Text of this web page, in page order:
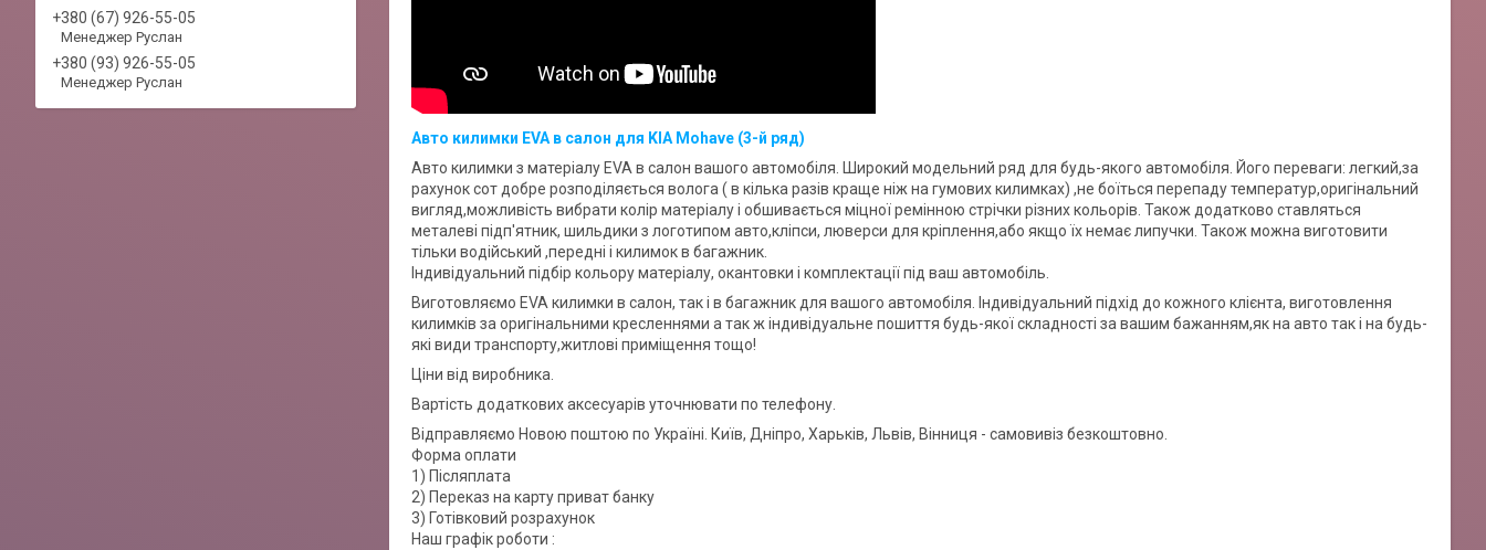
Авто килимки EVA в салон для KIA Mohave (3-й ряд)
Авто килимки з матеріалу EVA в салон вашого автомобіля. Широкий модельний ряд для будь-якого автомобіля. Його переваги: легкий,за
рахунок сот добре розподіляється волога ( в кілька разів краще ніж на гумових килимках) ,не боїться перепаду температур,оригінальний
вигляд,можливість вибрати колір матеріалу і обшивається міцної ремінною стрічки різних кольорів. Також додатково ставляться
металеві підп'ятник, шильдики з логотипом авто,кліпси, люверси для кріплення,або якщо їх немає липучки. Також можна виготовити
тільки водійський ,передні і килимок в багажник.
Індивідуальний підбір кольору матеріалу, окантовки і комплектації під ваш автомобіль.
Виготовляємо EVA килимки в салон, так і в багажник для вашого автомобіля. Індивідуальний підхід до кожного клієнта, виготовлення
килимків за оригінальними кресленнями а так ж індивідуальне пошиття будь-якої складності за вашим бажанням,як на авто так і на будь-
які види транспорту,житлові приміщення тощо!
Ціни від виробника.
Вартість додаткових аксесуарів уточнювати по телефону.
Відправляємо Новою поштою по Україні. Київ, Дніпро, Харьків, Львів, Вінниця - самовивіз безкоштовно.
Форма оплати
1) Післяплата
2) Переказ на карту приват банку
3) Готівковий розрахунок
Наш графік роботи :
+380 (67) 926-55-05
Менеджер Руслан
+380 (93) 926-55-05
Менеджер Руслан